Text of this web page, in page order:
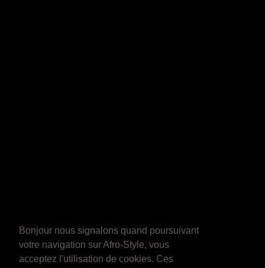
Bonjour nous signalons quand poursuivant
votre navigation sur Afro-Style, vous
acceptez l'utilisation de cookies. Ces